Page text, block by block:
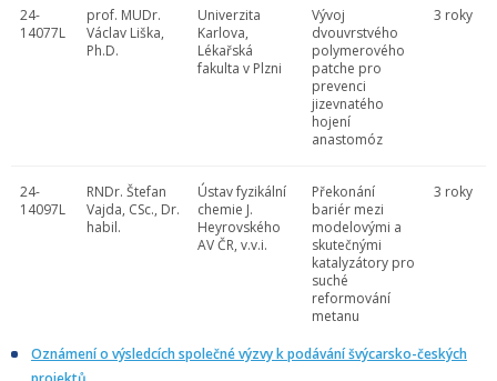
24-
14077L
prof. MUDr.
Václav Liška,
Ph.D.
Univerzita
Karlova,
Lékařská
fakulta v Plzni
Vývoj
dvouvrstvého
polymerového
patche pro
prevenci
jizevnatého
hojení
anastomóz
3 roky
24-
14097L
RNDr. Štefan
Vajda, CSc., Dr.
habil.
Ústav fyzikální
chemie J.
Heyrovského
AV ČR, v.v.i.
Překonání
bariér mezi
modelovými a
skutečnými
katalyzátory pro
suché
reformování
metanu
3 roky
Oznámení o výsledcích společné výzvy k podávání švýcarsko-českých